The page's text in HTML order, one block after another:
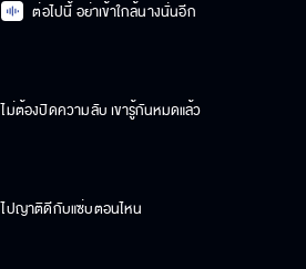
ต่อไปนี้ อย่าเข้าใกล้นางนั่นอีก
ไม่ต้องปิดความลับ เขารู้กันหมดแล้ว
ไปญาติดีกับแซ่บตอนไหน